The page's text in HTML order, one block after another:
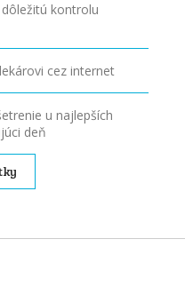
kontrolu
cez internet
u najlepších
deň